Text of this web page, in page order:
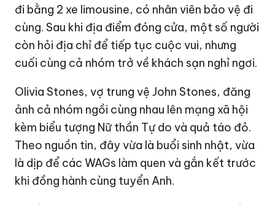
đi bằng 2 xe limousine, có nhân viên bảo vệ đi
cùng. Sau khi địa điểm đóng cửa, một số người
còn hỏi địa chỉ để tiếp tục cuộc vui, nhưng
cuối cùng cả nhóm trở về khách sạn nghỉ ngơi.
Olivia Stones, vợ trung vệ John Stones, đăng
ảnh cả nhóm ngồi cùng nhau lên mạng xã hội
kèm biểu tượng Nữ thần Tự do và quả táo đỏ.
Theo nguồn tin, đây vừa là buổi sinh nhật, vừa
là dịp để các WAGs làm quen và gắn kết trước
khi đồng hành cùng tuyển Anh.